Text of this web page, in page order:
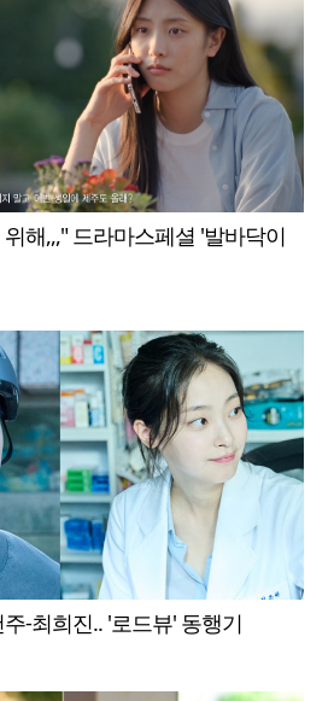
셜 '발바닥이
-최희진.. '로드뷰' 동행기